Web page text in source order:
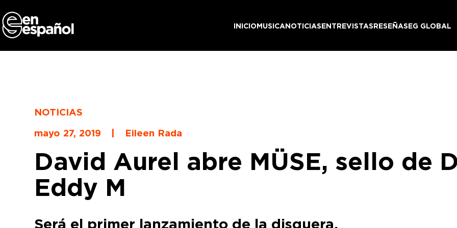
to
content
INICIOMUSICANOTICIASENTREVISTASRESEÑASEG GLOBAL
NOTICIAS
mayo 27, 2019
| Eileen Rada
David Aurel abre MÜSE, sello de
Eddy M
Será el primer lanzamiento de la disquera.